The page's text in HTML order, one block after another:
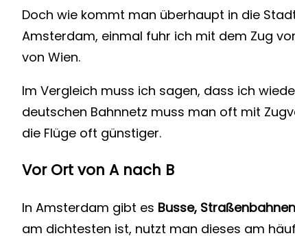
Doch wie kommt man überhaupt in die
Amsterdam, einmal fuhr ich mit dem Zug
von Wien.
Im Vergleich muss ich sagen, dass ich
deutschen Bahnnetz muss man oft mit
die Flüge oft günstiger.
Vor Ort von A nach B
In Amsterdam gibt es Busse,
am dichtesten ist, nutzt man dieses am